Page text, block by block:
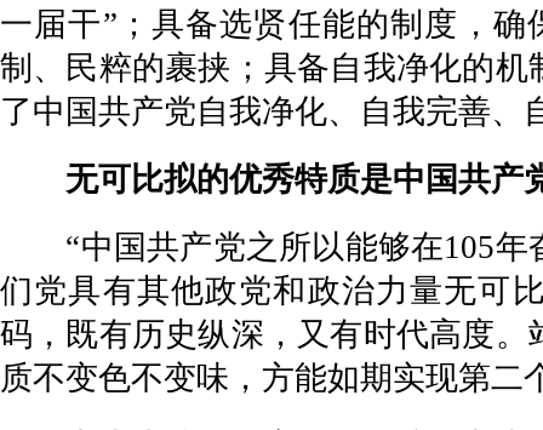
一届干”；具备选贤任能的制度，
制、民粹的裹挟；具备自我净化的
了中国共产党自我净化、自我完善
无可比拟的优秀特质是中国共产
“中国共产党之所以能够在105年
们党具有其他政党和政治力量无可
码，既有历史纵深，又有时代高度
质不变色不变味，方能如期实现第